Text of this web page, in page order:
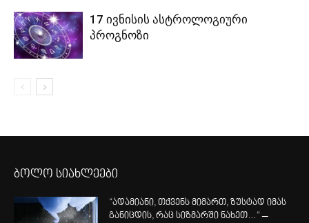
17 ივნისის ასტროლოგიური
პროგნოზი
ბოლო სიახლეები
“ადამიანი, თქვენს მიმართ, ზუსტად იმას
განიცდის, რაც სიზმარში ნახეთ…“ –